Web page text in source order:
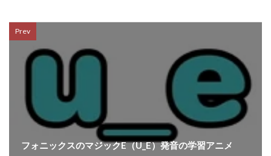
Prev
フォニックスのマジックE（U_E）発音の学習アニメ